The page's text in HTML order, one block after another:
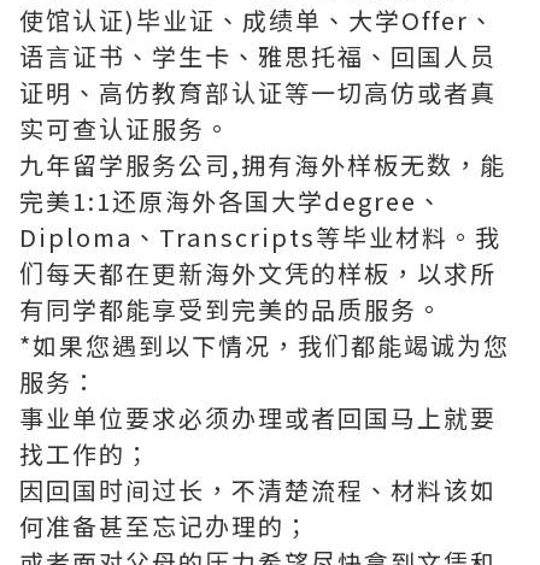
使馆认证)毕业证、成绩单、大学Offer、
语言证书、学生卡、雅思托福、回国人员
证明、高仿教育部认证等一切高仿或者真
实可查认证服务。
九年留学服务公司,拥有海外样板无数，能
完美1:1还原海外各国大学degree、
Diploma、Transcripts等毕业材料。我
们每天都在更新海外文凭的样板，以求所
有同学都能享受到完美的品质服务。
*如果您遇到以下情况，我们都能竭诚为您
服务：
事业单位要求必须办理或者回国马上就要
找工作的；
因回国时间过长，不清楚流程、材料该如
何准备甚至忘记办理的；